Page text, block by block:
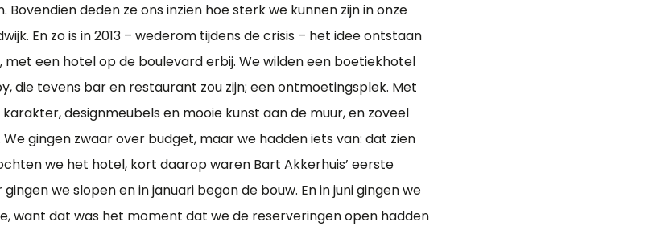
deden ze ons inzien hoe sterk we kunnen zijn in onze
En zo is in 2013 – wederom tijdens de crisis – het idee ontstaan
een hotel op de boulevard erbij. We wilden een boetiekhotel
die tevens bar en restaurant zou zijn; een ontmoetingsplek. Met
designmeubels en mooie kunst aan de muur, en zoveel
gingen zwaar over budget, maar we hadden iets van: dat zien
we het hotel, kort daarop waren Bart Akkerhuis’ eerste
we slopen en in januari begon de bouw. En in juni gingen we
want dat was het moment dat we de reserveringen open hadden